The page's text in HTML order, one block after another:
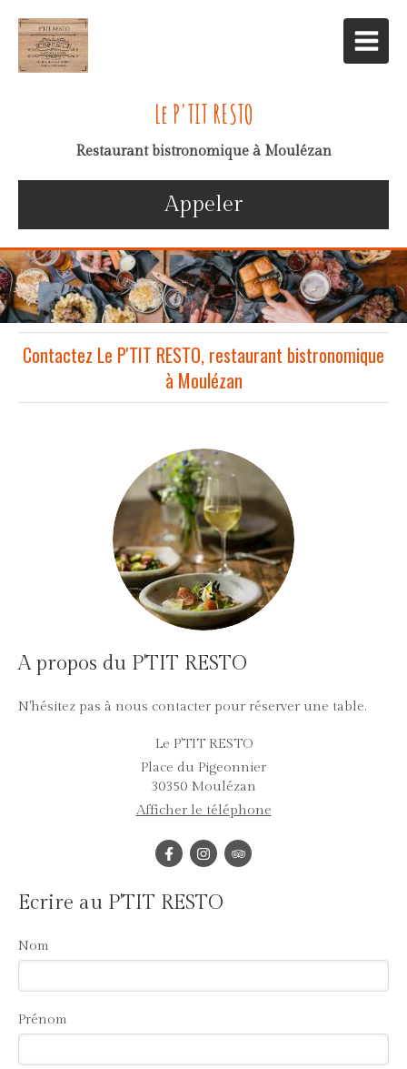
Le P'TIT RESTO
Restaurant bistronomique à Moulézan
Appeler
Contactez Le P'TIT RESTO, restaurant bistronomique
à Moulézan
A propos du P'TIT RESTO
N'hésitez pas à nous contacter pour réserver une table.
Le P'TIT RESTO
Place du Pigeonnier
30350 Moulézan
Afficher le téléphone
Ecrire au P'TIT RESTO
Nom
Prénom